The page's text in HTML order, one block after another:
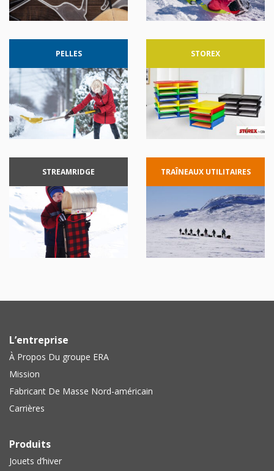
PELLES STOREX
STREAMRIDGE TRAÎNEAUX UTILITAIRES
L’entreprise
À Propos Du groupe ERA
Mission
Fabricant De Masse Nord-américain
Carrières
Produits
Jouets d’hiver